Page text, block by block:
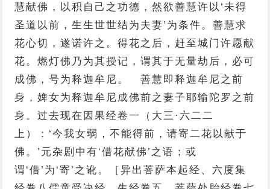
慧献佛，以积自己之功德，然欲善慧许以‘未得
圣道以前，生生世世结为夫妻’为条件。善慧求
花心切，遂诺许之。得花之后，赶至城门许愿献
花。燃灯佛乃为其授记，谓其于无量劫后，必可
成佛，号为释迦牟尼。 善慧即释迦牟尼之前
身，婢女为释迦牟尼成佛前之妻子耶输陀罗之前
身。过去现在因果经卷一（大三·六二二
上）：‘今我女弱，不能得前，请寄二花以献于
佛。’元杂剧中有‘借花献佛’之语；或
谓‘借’为‘寄’之讹。［异出菩萨本起经、六度集